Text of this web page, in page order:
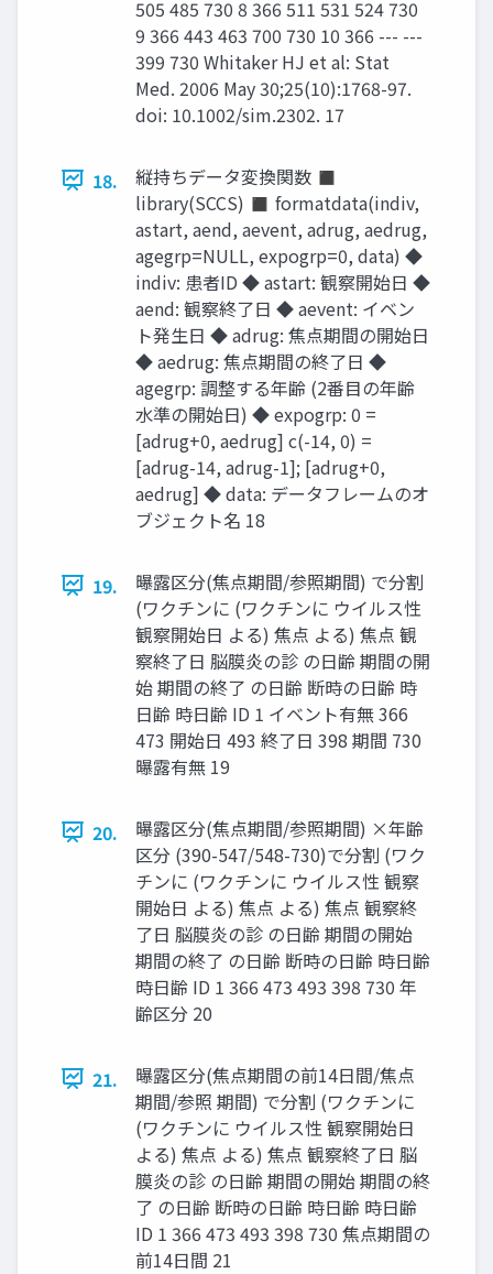
505 485 730 8 366 511 531 524 730
9 366 443 463 700 730 10 366 --- ---
399 730 Whitaker HJ et al: Stat
Med. 2006 May 30;25(10):1768-97.
doi: 10.1002/sim.2302. 17
18.
縦持ちデータ変換関数 ◼
library(SCCS) ◼ formatdata(indiv,
astart, aend, aevent, adrug, aedrug,
agegrp=NULL, expogrp=0, data) ◆
indiv: 患者ID ◆ astart: 観察開始日 ◆
aend: 観察終了日 ◆ aevent: イベン
ト発生日 ◆ adrug: 焦点期間の開始日
◆ aedrug: 焦点期間の終了日 ◆
agegrp: 調整する年齢 (2番目の年齢
水準の開始日) ◆ expogrp: 0 =
[adrug+0, aedrug] c(-14, 0) =
[adrug-14, adrug-1]; [adrug+0,
aedrug] ◆ data: データフレームのオ
ブジェクト名 18
19.
曝露区分(焦点期間/参照期間) で分割
(ワクチンに (ワクチンに ウイルス性
観察開始日 よる) 焦点 よる) 焦点 観
察終了日 脳膜炎の診 の日齢 期間の開
始 期間の終了 の日齢 断時の日齢 時
日齢 時日齢 ID 1 イベント有無 366
473 開始日 493 終了日 398 期間 730
曝露有無 19
20.
曝露区分(焦点期間/参照期間) ×年齢
区分 (390-547/548-730)で分割 (ワク
チンに (ワクチンに ウイルス性 観察
開始日 よる) 焦点 よる) 焦点 観察終
了日 脳膜炎の診 の日齢 期間の開始
期間の終了 の日齢 断時の日齢 時日齢
時日齢 ID 1 366 473 493 398 730 年
齢区分 20
21.
曝露区分(焦点期間の前14日間/焦点
期間/参照 期間) で分割 (ワクチンに
(ワクチンに ウイルス性 観察開始日
よる) 焦点 よる) 焦点 観察終了日 脳
膜炎の診 の日齢 期間の開始 期間の終
了 の日齢 断時の日齢 時日齢 時日齢
ID 1 366 473 493 398 730 焦点期間の
前14日間 21